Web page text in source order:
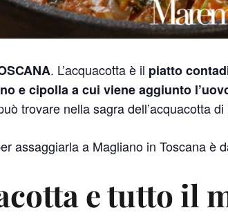
. L’acquacotta è il piatto
e cipolla a cui viene aggiunto
trovare nella sagra dell’acquacotta di
assaggiarla a Magliano in Toscana è
e tutto il